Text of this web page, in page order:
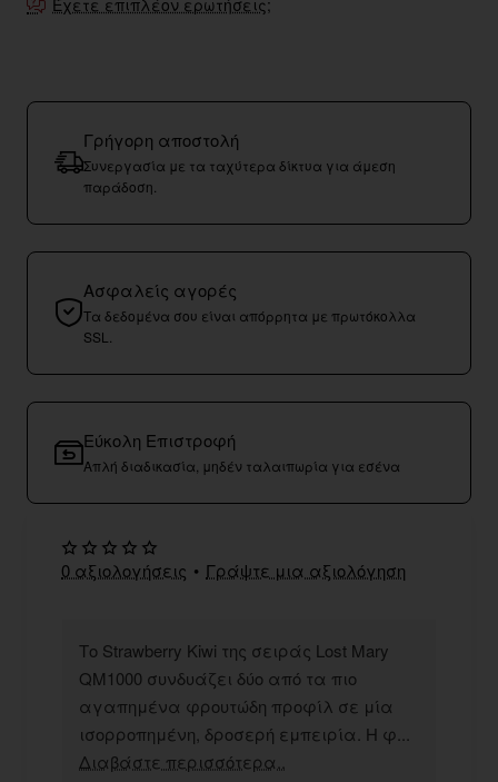
Έχετε επιπλέον ερωτήσεις;
Γρήγορη αποστολή
Συνεργασία με τα ταχύτερα δίκτυα για άμεση
παράδοση.
Ασφαλείς αγορές
Τα δεδομένα σου είναι απόρρητα με πρωτόκολλα
SSL.
Εύκολη Επιστροφή
Απλή διαδικασία, μηδέν ταλαιπωρία για εσένα
Το Strawberry Kiwi της σειράς Lost Mary
QM1000 συνδυάζει δύο από τα πιο
αγαπημένα φρουτώδη προφίλ σε μία
ισορροπημένη, δροσερή εμπειρία. Η φ...
Διαβάστε περισσότερα..
0 αξιολογήσεις • Γράψτε μια αξιολόγηση